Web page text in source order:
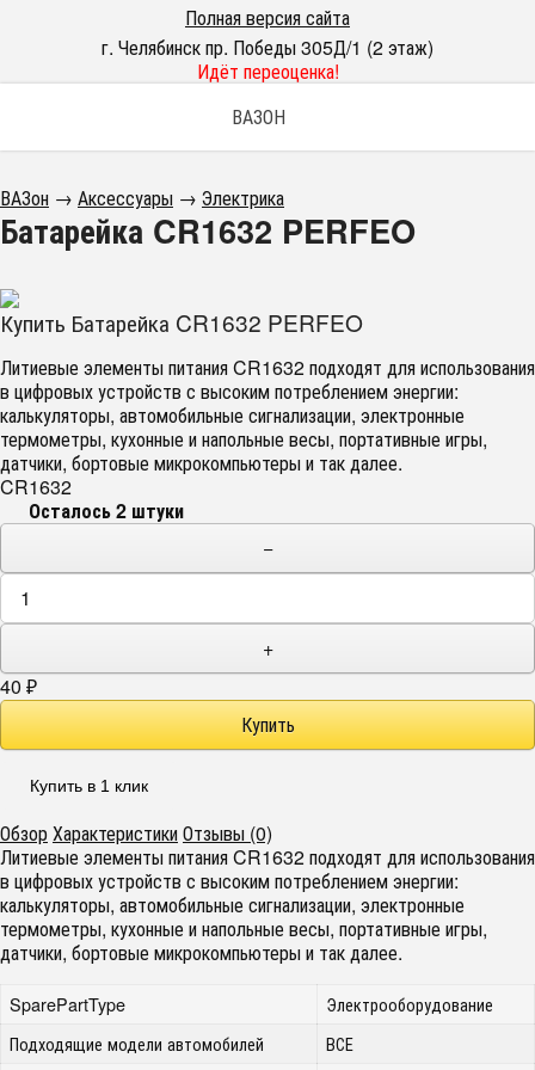
Полная версия сайта
г. Челябинск пр. Победы 305Д/1 (2 этаж)
Идёт переоценка!
ВАЗОН
ВАЗон → Аксессуары → Электрика
Батарейка CR1632 PERFEO
Купить Батарейка CR1632 PERFEO
Литиевые элементы питания CR1632 подходят для использования
в цифровых устройств с высоким потреблением энергии:
калькуляторы, автомобильные сигнализации, электронные
термометры, кухонные и напольные весы, портативные игры,
датчики, бортовые микрокомпьютеры и так далее.
CR1632
Осталось 2 штуки
−
+
40 ₽
Купить в 1 клик
ОбзорХарактеристикиОтзывы (0)
Литиевые элементы питания CR1632 подходят для использования
в цифровых устройств с высоким потреблением энергии:
калькуляторы, автомобильные сигнализации, электронные
термометры, кухонные и напольные весы, портативные игры,
датчики, бортовые микрокомпьютеры и так далее.
SparePartType
Электрооборудование
Подходящие модели автомобилей
ВСЕ